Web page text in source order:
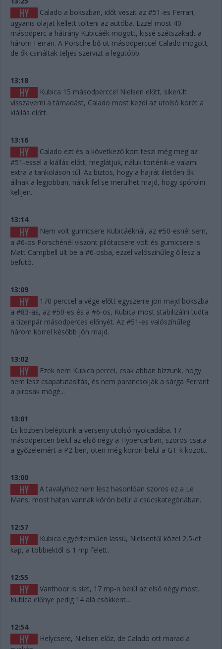
Calado a bokszban, időt veszít az #51-es Ferrari,
ugyanis olajat kellett tölteni az autóba. Ezzel most 40
másodperc a hátrány Kubicáék mögött, kissé szétszakadt a
három Ferrari. A Porsche bő öt másodperccel Calado mögött,
de ők csináltak teljes szervizt a legutóbb.
13:18
Kubica 15 másodperccel Nielsen előtt, sikerült
visszaverni a támadást, Calado most kezdi az utolsó körét a
kiállás előtt.
13:16
Calado ezt és a következő kört teszi még meg az
#51-essel a kiállás előtt, meglátjuk, náluk történik-e valami
extra a tankoláson túl. Az biztos, hogy a hajrát illetően ők
állnak a legjobban, náluk fel se merülhet majd, hogy spórolni
kelljen.
13:14
Nem volt gumicsere Kubicáéknál, az #50-esnél sem,
a #6-os Porschénél viszont pilótacsere volt és gumicsere is.
Matt Campbell ült be a #6-osba, ezzel valószínűleg ő lesz a
befutó.
13:09
170 perccel a vége előtt egyszerre jön majd bokszba
a #83-as, az #50-es és a #6-os, Kubica most stabilizálni tudta
a tizenpár másodperces előnyét. Az #51-es valószínűleg
három körrel később jön majd.
13:02
Ezek nem Kubica percei, csak abban bízzunk, hogy
nem lesz csapatutasítás, és nem parancsolják a sárga Ferrarit
a pirosak mögé...
13:01
És közben beléptünk a verseny utolsó nyolcadába. 17
másodpercen belül az első négy a Hypercarban, szoros csata
a győzelemért a P2-ben, öten még körön belül a GT-k között.
13:00
A tavalyihoz nem lesz hasonlóan szoros ez a Le
Mans, most hatan vannak körön belül a csúcskategóriában.
12:57
Kubica egyértelműen lassú, Nielsentől közel 2,5-et
kap, a többiektől is 1 mp felett.
12:55
Vanthoor is siet, 17 mp-n belül az első négy most.
Kubica előnye pedig 14 alá csökkent...
12:54
Helycsere, Nielsen előz, de Calado ott marad a